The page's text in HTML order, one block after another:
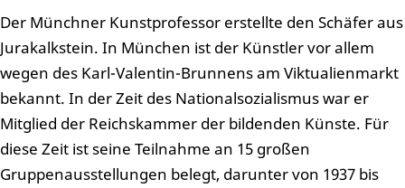
Der Münchner Kunstprofessor erstellte den Schäfer aus
Jurakalkstein. In München ist der Künstler vor allem
wegen des Karl-Valentin-Brunnens am Viktualienmarkt
bekannt. In der Zeit des Nationalsozialismus war er
Mitglied der Reichskammer der bildenden Künste. Für
diese Zeit ist seine Teilnahme an 15 großen
Gruppenausstellungen belegt, darunter von 1937 bis